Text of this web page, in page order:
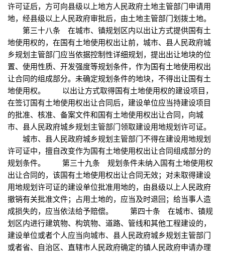
许可证后，方可向县级以上地方人民政府土地主管部门申请用
地，经县级以上人民政府审批后，由土地主管部门划拨土地。
第三十八条 在城市、镇规划区内以出让方式提供国有土
地使用权的，在国有土地使用权出让前，城市、县人民政府城
乡规划主管部门应当依据控制性详细规划，提出出让地块的位
置、使用性质、开发强度等规划条件，作为国有土地使用权出
让合同的组成部分。未确定规划条件的地块，不得出让国有土
地使用权。 以出让方式取得国有土地使用权的建设项目，
在签订国有土地使用权出让合同后，建设单位应当持建设项目
的批准、核准、备案文件和国有土地使用权出让合同，向城
市、县人民政府城乡规划主管部门领取建设用地规划许可证。
城市、县人民政府城乡规划主管部门不得在建设用地规划
许可证中，擅自改变作为国有土地使用权出让合同组成部分的
规划条件。 第三十九条 规划条件未纳入国有土地使用权
出让合同的，该国有土地使用权出让合同无效；对未取得建设
用地规划许可证的建设单位批准用地的，由县级以上人民政府
撤销有关批准文件；占用土地的，应当及时退回；给当事人造
成损失的，应当依法给予赔偿。 第四十条 在城市、镇规
划区内进行建筑物、构筑物、道路、管线和其他工程建设的，
建设单位或者个人应当向城市、县人民政府城乡规划主管部门
或者省、自治区、直辖市人民政府确定的镇人民政府申请办理